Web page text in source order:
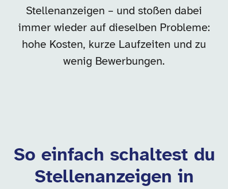
Stellenanzeigen – und stoßen dabei
immer wieder auf dieselben Probleme:
hohe Kosten, kurze Laufzeiten und zu
wenig Bewerbungen.
So einfach schaltest du
Stellenanzeigen in